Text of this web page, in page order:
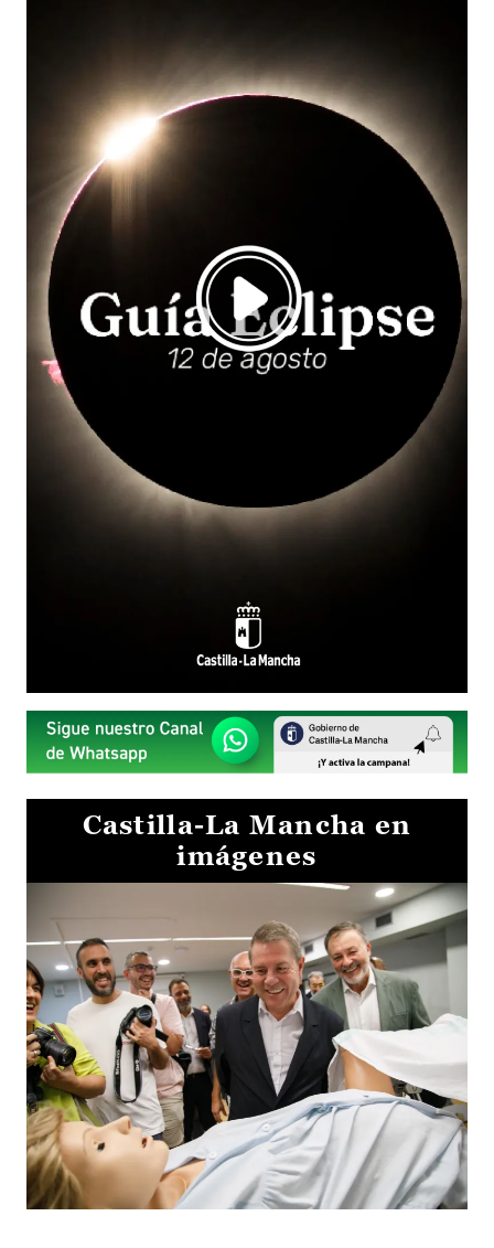
Castilla-La Mancha en
imágenes